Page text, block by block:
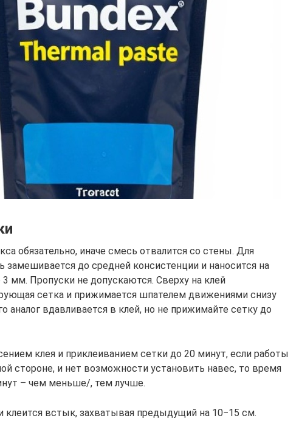
обязательно, иначе смесь отвалится со стены. Для
замешивается до средней консистенции и наносится на
мм. Пропуски не допускаются. Сверху на клей
сетка и прижимается шпателем движениями снизу
аналог вдавливается в клей, но не прижимайте сетку до
клея и приклеиванием сетки до 20 минут, если работы
стороне, и нет возможности установить навес, то время
– чем меньше/, тем лучше.
встык, захватывая предыдущий на 10−15 см.